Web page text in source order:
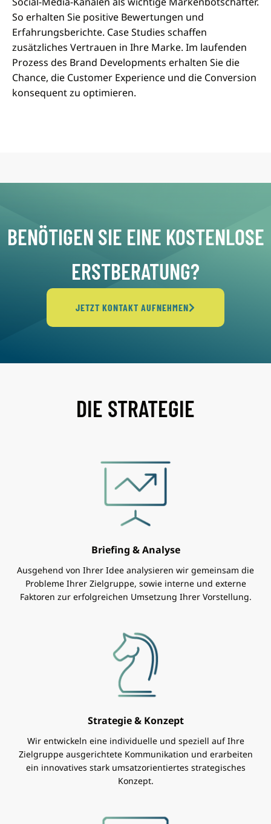
So erhalten Sie positive Bewertungen und
Erfahrungsberichte. Case Studies schaffen
zusätzliches Vertrauen in Ihre Marke. Im laufenden
Prozess des Brand Developments erhalten Sie die
Chance, die Customer Experience und die Conversion
konsequent zu optimieren.
BENÖTIGEN SIE EINE KOSTENLOSE
ERSTBERATUNG?
JETZT KONTAKT AUFNEHMEN
DIE STRATEGIE
Briefing & Analyse
Ausgehend von Ihrer Idee analysieren wir gemeinsam die
Probleme Ihrer Zielgruppe, sowie interne und externe
Faktoren zur erfolgreichen Umsetzung Ihrer Vorstellung.
Strategie & Konzept
Wir entwickeln eine individuelle und speziell auf Ihre
Zielgruppe ausgerichtete Kommunikation und erarbeiten
ein innovatives stark umsatzorientiertes strategisches
Konzept.